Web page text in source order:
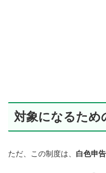
対象になるため
ただ、この制度は、 白色申